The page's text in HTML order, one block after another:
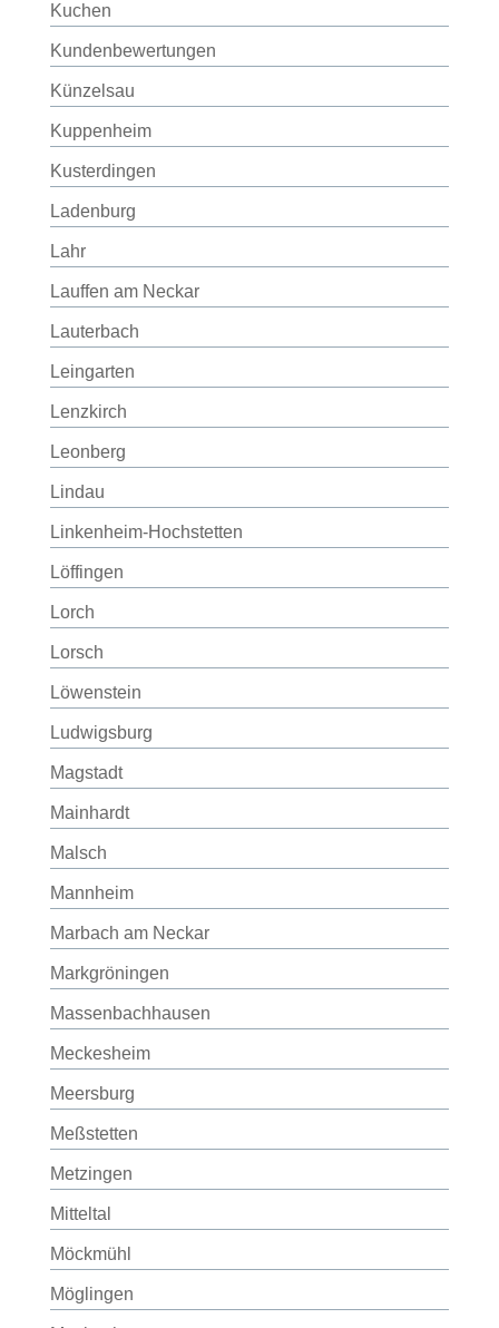
Kuchen
Kundenbewertungen
Künzelsau
Kuppenheim
Kusterdingen
Ladenburg
Lahr
Lauffen am Neckar
Lauterbach
Leingarten
Lenzkirch
Leonberg
Lindau
Linkenheim-Hochstetten
Löffingen
Lorch
Lorsch
Löwenstein
Ludwigsburg
Magstadt
Mainhardt
Malsch
Mannheim
Marbach am Neckar
Markgröningen
Massenbachhausen
Meckesheim
Meersburg
Meßstetten
Metzingen
Mitteltal
Möckmühl
Möglingen